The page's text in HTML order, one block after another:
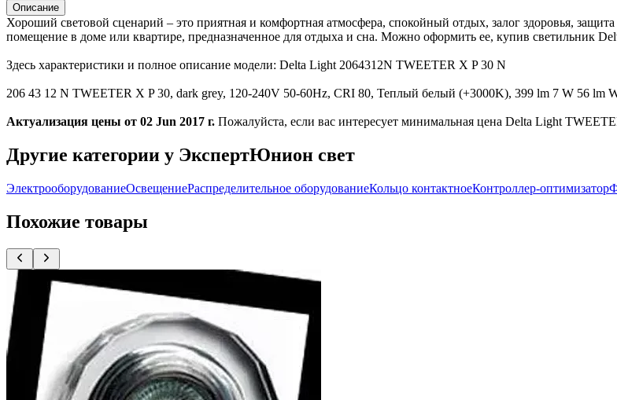
Описание
Хороший световой сценарий – это приятная и комфортная атмосфера, спокойный отдых, залог здоровья,
помещение в доме или квартире, предназначенное для отдыха и сна. Можно оформить ее, купив светильник
Здесь характеристики и полное описание модели: Delta Light 2064312N TWEETER X P 30 N
206 43 12 N TWEETER X P 30, dark grey, 120-240V 50-60Hz, CRI 80, Теплый белый (+3000K), 399 lm 7 W 56 lm
Актуализация цены от 02 Jun 2017 г. Пожалуйста, если вас интересует минимальная цена Delta Light
Другие категории у ЭкспертЮнион свет
ЭлектрооборудованиеОсвещениеРаспределительное оборудованиеКольцо контактноеКонтроллер-оптимизатор
Похожие товары